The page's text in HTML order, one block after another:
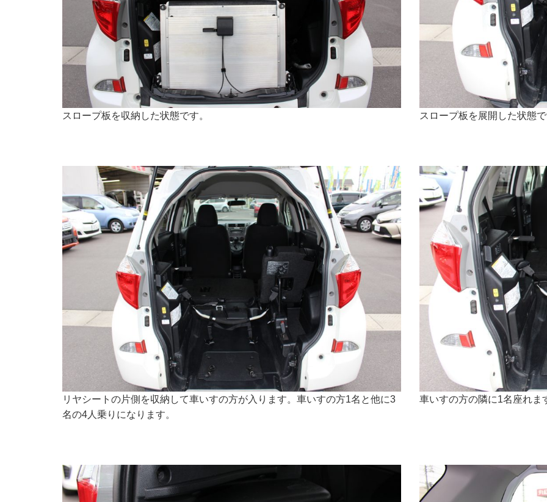
スロープ板を収納した状態です。 スロープ板を展開した状態
リヤシートの片側を収納して車いすの方が入ります。車いすの方1名と他に3
名の4人乗りになります。
車いすの方の隣に1名座れま